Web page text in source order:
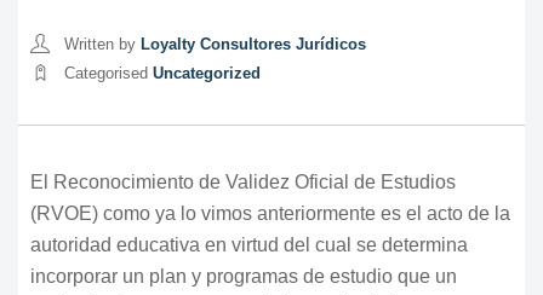
Written by Loyalty Consultores Jurídicos
Categorised Uncategorized
El Reconocimiento de Validez Oficial de Estudios
(RVOE) como ya lo vimos anteriormente es el acto de la
autoridad educativa en virtud del cual se determina
incorporar un plan y programas de estudio que un